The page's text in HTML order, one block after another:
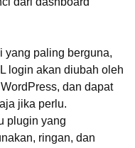
yang paling berguna,
login akan diubah oleh
dan dapat
jika perlu.
plugin yang
ringan, dan